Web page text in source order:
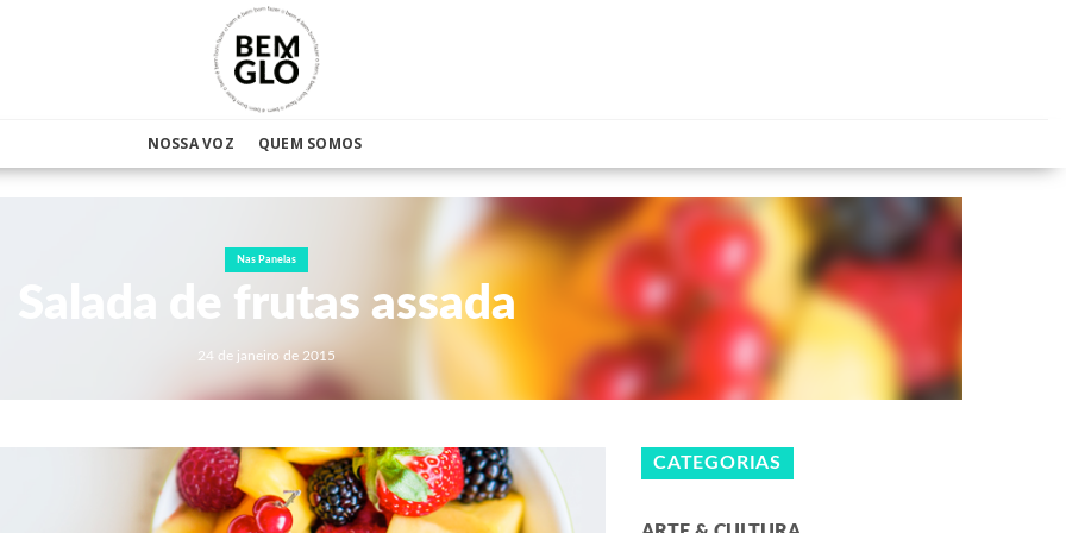
NOSSA VOZ QUEM SOMOS
Nas Panelas
Salada de frutas assada
24 de janeiro de 2015
CATEGORIAS